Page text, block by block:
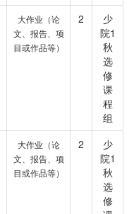
大作业（论
文、报告、项
目或作品等）
2
少
院1
秋
选
修
课
程
组
大作业（论
文、报告、项
目或作品等）
2
少
院1
秋
选
修